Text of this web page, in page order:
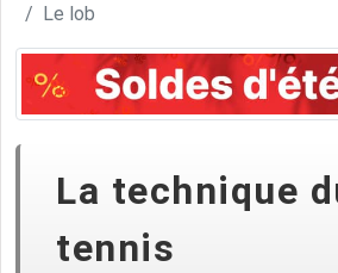
Le lob
La technique
tennis